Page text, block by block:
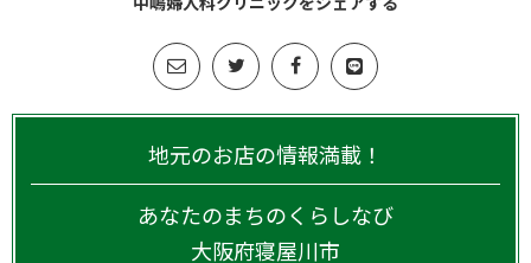
地元のお店の情報満載！
あなたのまちのくらしなび
大阪府寝屋川市